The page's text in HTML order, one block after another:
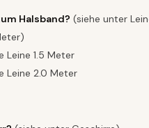
Halsband? (siehe unter
Leine 1.5 Meter
Leine 2.0 Meter